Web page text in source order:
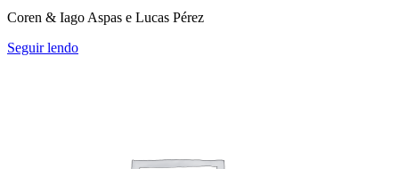
Coren & Iago Aspas e Lucas Pérez
Seguir lendo